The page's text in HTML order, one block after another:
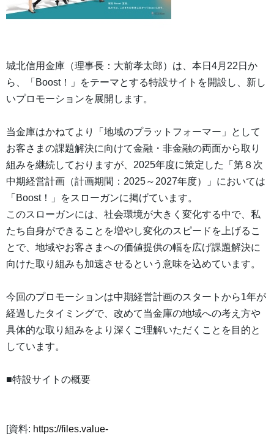
城北信用金庫（理事長：大前孝太郎）は、本日4月22日か
ら、「Boost！」をテーマとする特設サイトを開設し、新し
いプロモーションを展開します。
当金庫はかねてより「地域のプラットフォーマー」として
お客さまの課題解決に向けて金融・非金融の両面から取り
組みを継続しておりますが、2025年度に策定した「第８次
中期経営計画（計画期間：2025～2027年度）」においては
「Boost！」をスローガンに掲げています。
このスローガンには、社会環境が大きく変化する中で、私
たち自身ができることを増やし変化のスピードを上げるこ
とで、地域やお客さまへの価値提供の幅を広げ課題解決に
向けた取り組みも加速させるという意味を込めています。
今回のプロモーションは中期経営計画のスタートから1年が
経過したタイミングで、改めて当金庫の地域への考え方や
具体的な取り組みをより深くご理解いただくことを目的と
しています。
■特設サイトの概要
[資料: https://files.value-